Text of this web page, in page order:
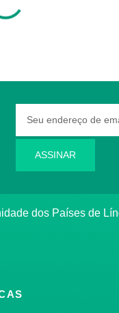
ASSINAR
dos Países de